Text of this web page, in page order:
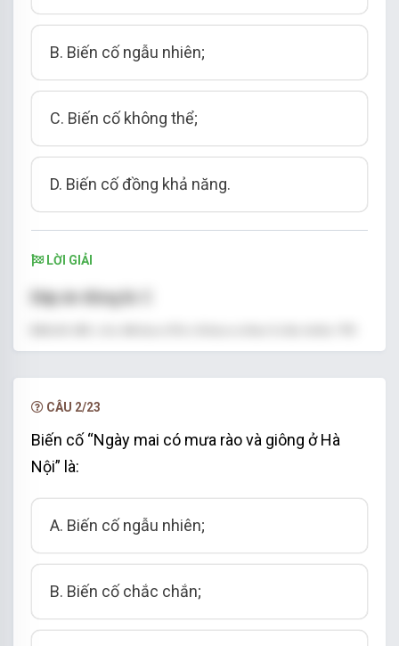
B. Biến cố ngẫu nhiên;
C. Biến cố không thể;
D. Biến cố đồng khả năng.
LỜI GIẢI
Đáp án đúng là: C
°
Do đó biến cố “Nhiệt độ cao nhất trong tháng
C” là biến cố không thể.
CÂU 2/23
Biến cố “Ngày mai có mưa rào và giông ở Hà
Nội” là:
A. Biến cố ngẫu nhiên;
B. Biến cố chắc chắn;